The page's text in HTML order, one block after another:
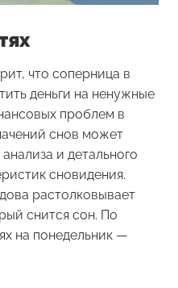
что соперница в
деньги на ненужные
проблем в
снов может
и детального
сновидения.
растолковывает
снится сон. По
на понедельник —